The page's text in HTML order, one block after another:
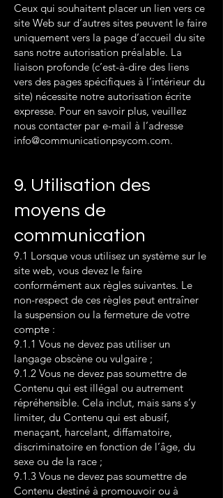
Ceux qui souhaitent placer un lien vers ce
site Web sur d’autres sites peuvent le faire
uniquement vers la page d’accueil du site
sans notre autorisation préalable. La
liaison profonde (c’est-à-dire des liens
vers des pages spécifiques à l’intérieur du
site) nécessite notre autorisation écrite
expresse. Pour en savoir plus, veuillez
nous contacter par e-mail à l’adresse
info@communicationpsycom.com.
9. Utilisation des
moyens de
communication
9.1 Lorsque vous utilisez un système sur le
site web, vous devez le faire
conformément aux règles suivantes. Le
non-respect de ces règles peut entraîner
la suspension ou la fermeture de votre
compte :
9.1.1 Vous ne devez pas utiliser un
langage obscène ou vulgaire ;
9.1.2 Vous ne devez pas soumettre de
Contenu qui est illégal ou autrement
répréhensible. Cela inclut, mais sans s’y
limiter, du Contenu qui est abusif,
menaçant, harcelant, diffamatoire,
discriminatoire en fonction de l’âge, du
sexe ou de la race ;
9.1.3 Vous ne devez pas soumettre de
Contenu destiné à promouvoir ou à